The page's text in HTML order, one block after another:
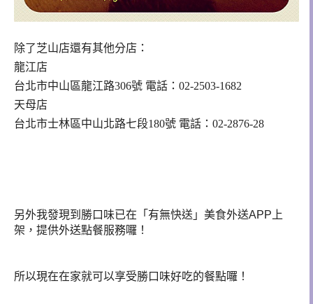
除了芝山店還有其他分店：
龍江店
台北市中山區龍江路306號 電話：02-2503-1682
天母店
台北市士林區中山北路七段180號 電話：02-2876-28
另外我發現到勝口味已在「有無快送」美食外送APP上
架，提供外送點餐服務囉！
所以現在在家就可以享受勝口味好吃的餐點囉！